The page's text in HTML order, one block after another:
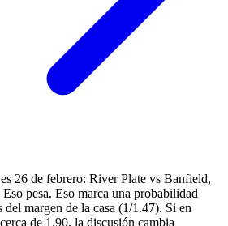
26 de febrero: River Plate vs Banfield,
pesa. Eso marca una probabilidad
del margen de la casa (1/1.47). Si en
de 1.90, la discusión cambia